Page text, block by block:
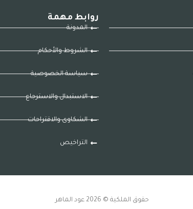
روابط مهمة
المدونة
الشروط والأحكام
سياسة الخصوصية
الاستبدال والاسترجاع
الشكاوى والاقتراحات
التراخيص
حقوق الملكية © 2026 عود الماهر